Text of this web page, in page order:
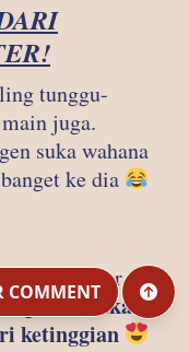
tunggu-
juga.
suka wahana
ke dia
kami keluar
merasakan
ketinggian
COMMENT